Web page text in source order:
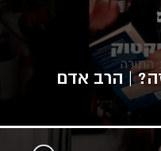
| הרב אדם